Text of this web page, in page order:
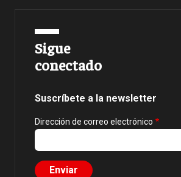
Sigue
conectado
Suscríbete a la newsletter
Dirección de correo electrónico